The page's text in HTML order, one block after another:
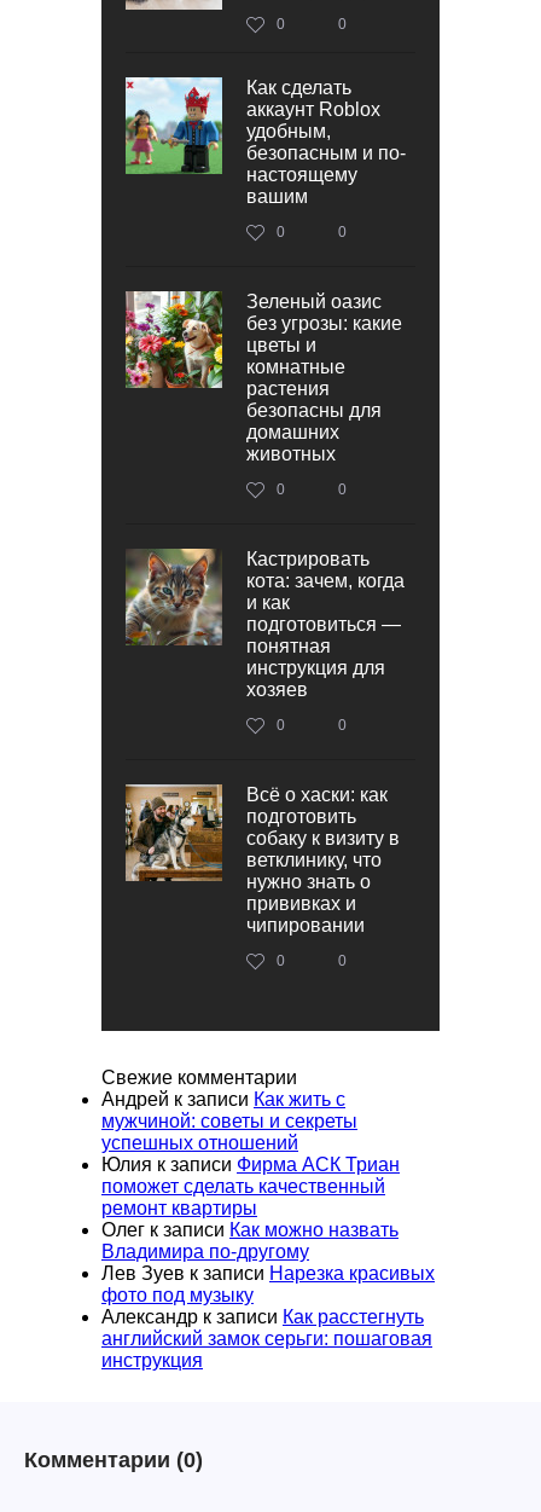
0 0
Как сделать
аккаунт Roblox
удобным,
безопасным и по-
настоящему
вашим
0 0
Зеленый оазис
без угрозы: какие
цветы и
комнатные
растения
безопасны для
домашних
животных
0 0
Кастрировать
кота: зачем, когда
и как
подготовиться —
понятная
инструкция для
хозяев
0 0
Всё о хаски: как
подготовить
собаку к визиту в
ветклинику, что
нужно знать о
прививках и
чипировании
0 0
Свежие комментарии
Андрей к записи Как жить с
мужчиной: советы и секреты
успешных отношений
Юлия к записи Фирма АСК Триан
поможет сделать качественный
ремонт квартиры
Олег к записи Как можно назвать
Владимира по-другому
Лев Зуев к записи Нарезка красивых
фото под музыку
Александр к записи Как расстегнуть
английский замок серьги: пошаговая
инструкция
Комментарии (0)